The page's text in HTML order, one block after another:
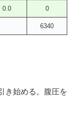
0.0 0
6340
き始める。腹圧を